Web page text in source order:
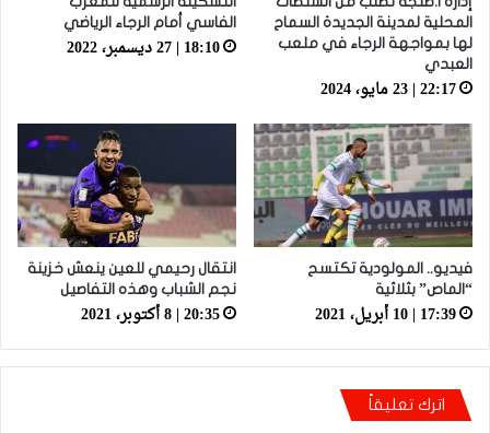
المحلية لمدينة الجديدة السماح
لها بمواجهة الرجاء في ملعب
العبدي
22:17 | 23 مايو، 2024
الفاسي أمام الرجاء الرياضي
18:10 | 27 ديسمبر، 2022
فيديو.. المولودية تكتسح
“الماص” بثلاثية
17:39 | 10 أبريل، 2021
انتقال رحيمي للعين ينعش خزينة
نجم الشباب وهذه التفاصيل
20:35 | 8 أكتوبر، 2021
اترك تعليقاً